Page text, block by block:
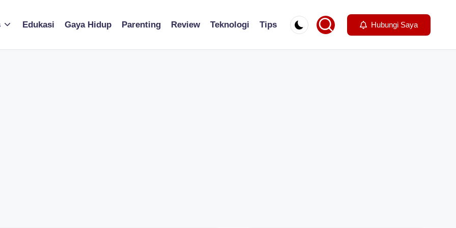
Edukasi Gaya Hidup Parenting Review Teknologi Tips Hubungi Saya